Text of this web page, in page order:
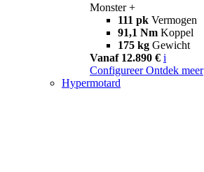
Monster +
111 pk Vermogen
91,1 Nm Koppel
175 kg Gewicht
Vanaf 12.890 € i
Configureer Ontdek meer
Hypermotard